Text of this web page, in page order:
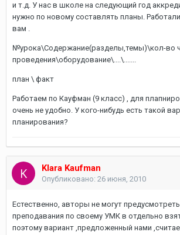
и т.д. У нас в школе на следующий год
нужно по новому составлять планы.
вам .
№урока\Содержание(разделы,темы)\кол-во
проведения\оборудование\....\.......
план \ факт
Работаем по Кауфман (9 класс) , для
очень не удобно. У кого-нибудь есть такой
планирования?
Klara Kaufman
Опубликовано: 26 июня, 2010
Естественно, авторы не могут
преподавания по своему УМК в отдельно
поэтому вариант ,предложенный нами